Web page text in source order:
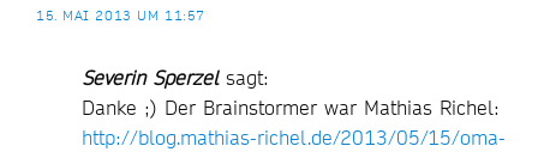
15. MAI 2013 UM 11:57
Severin Sperzel sagt:
Danke ;) Der Brainstormer war Mathias Richel:
http://blog.mathias-richel.de/2013/05/15/oma-